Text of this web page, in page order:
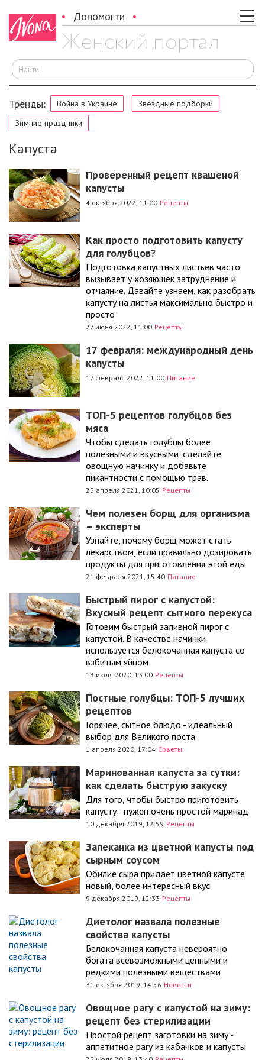
Допомогти
Тренды: Война в Украине
Звёздные подборки
Зимние праздники
Капуста
Проверенный рецепт квашеной
капусты
4 октября 2022, 11:00 Рецепты
Как просто подготовить капусту
для голубцов?
Подготовка капустных листьев часто
вызывает у хозяюшек затруднение и
отчаяние. Давайте узнаем, как разобрать
капусту на листья максимально быстро и
просто
27 июня 2022, 11:00 Рецепты
17 февраля: международный день
капусты
17 февраля 2022, 11:00 Питание
ТОП-5 рецептов голубцов без
мяса
Чтобы сделать голубцы более
полезными и вкусными, сделайте
овощную начинку и добавьте
пикантности с помощью трав.
23 апреля 2021, 10:05 Рецепты
Чем полезен борщ для организма
– эксперты
Узнайте, почему борщ может стать
лекарством, если правильно дозировать
продукты для приготовления этой еды
21 февраля 2021, 15:40 Питание
Быстрый пирог с капустой:
Вкусный рецепт сытного перекуса
Готовим быстрый заливной пирог с
капустой. В качестве начинки
используется белокочанная капуста со
взбитым яйцом
13 июля 2020, 13:00 Рецепты
Постные голубцы: ТОП-5 лучших
рецептов
Горячее, сытное блюдо - идеальный
выбор для Великого поста
1 апреля 2020, 17:04 Советы
Маринованная капуста за сутки:
как сделать быструю закуску
Для того, чтобы быстро приготовить
капусту - нужен очень простой маринад
10 декабря 2019, 12:59 Рецепты
Запеканка из цветной капусты под
сырным соусом
Обилие сыра придает цветной капусте
новый, более интересный вкус
9 декабря 2019, 12:33 Рецепты
Диетолог назвала полезные
свойства капусты
Белокочанная капуста невероятно
богата всевозможными ценными и
редкими полезными веществами
31 октября 2019, 14:56 Новости
Овощное рагу с капустой на зиму:
рецепт без стерилизации
Простой рецепт заготовки на зиму -
аппетитное рагу из кабачков и капусты